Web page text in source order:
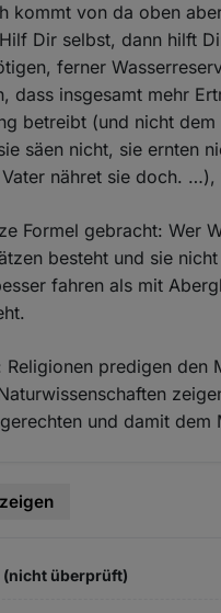
kommt von da oben
Dir selbst, dann hilft
ferner
dass insgesamt mehr
betreibt (und nicht
säen nicht, sie ernten
nähret sie doch.
Formel gebracht: Wer
besteht und sie
fahren als mit
Religionen predigen den
und damit dem
(nicht überprüft)